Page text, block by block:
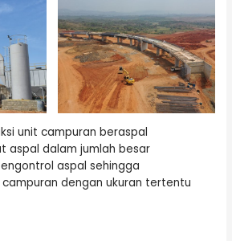
unit campuran beraspal
aspal dalam jumlah besar
aspal sehingga
dengan ukuran tertentu